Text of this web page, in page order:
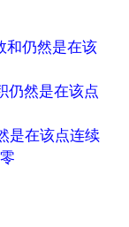
和仍然是在该
仍然是在该点
是在该点连续